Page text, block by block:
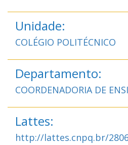
Unidade:
COLÉGIO POLITÉCNICO
Departamento:
COORDENADORIA DE
Lattes:
http://lattes.cnpq.br/